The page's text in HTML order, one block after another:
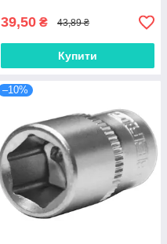
39,50 ₴ 43,89 ₴
Купити
–10%